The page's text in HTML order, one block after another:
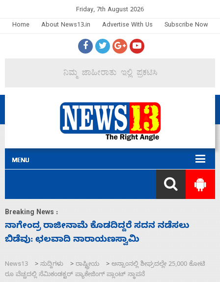
Friday, 7th August 2026
Home
About News13.in Advertise With Us Subscribe Now
Breaking News :
ಸಚಿವ ಸಂಪುಟ ವಿಸ್ತರಣೆ ಮಾಡಿದ್ದು ಹಣಬಲ ಮತ್ತು
ಹೈಕಮಾಂಡ್ ರಾಜಕಾರಣಕ್ಕೆ: ವಿಜಯೇಂದ್ರ
News13 > ಸುದ್ದಿಗಳು > ರಾಷ್ಟ್ರೀಯ > ಅಸ್ಸಾಂನಲ್ಲಿ ಶೀಘ್ರದಲ್ಲೇ 25,000 ಕೋಟಿ
ರೂ ವೆಚ್ಚದಲ್ಲಿ ಸೆಮಿಕಂಡಕ್ಟರ್ ಪ್ಯಾಕೇಜಿಂಗ್ ಪ್ಲಾಂಟ್ ಸ್ಥಾಪನೆ